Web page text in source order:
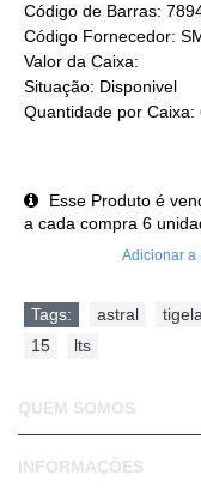
Código de Barras:
Código Fornecedor:
Valor da Caixa:
Situação: Disponivel
Quantidade por Caixa:
Esse Produto é
a cada compra 6
Adicionar a
Tags: astral tigela
15
lts
QUEM SOMOS
INFORMAÇÕES